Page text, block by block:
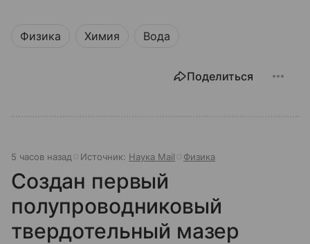
Физика Химия Вода
Поделиться
5 часов назад Источник: Наука Mail Физика
Создан первый
полупроводниковый
твердотельный мазер